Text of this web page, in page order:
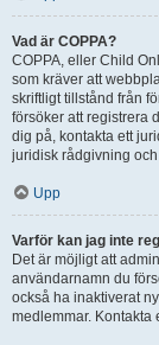
Vad är COPPA?
COPPA, eller Child
som kräver att
skriftligt tillstånd från
försöker att registrera
dig på, kontakta ett
juridisk rådgivning
Upp
Varför kan jag inte
Det är möjligt att
användarnamn du
också ha inaktiverat
medlemmar. Kontakta